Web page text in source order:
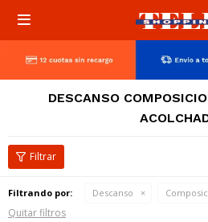

DESCANSO
Filtrando por: Descanso
Quitar filtros